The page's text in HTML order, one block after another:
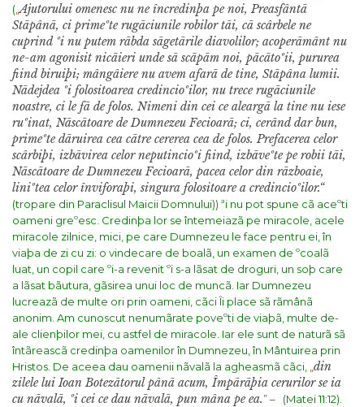
( Ajutorului omenesc nu ne încredinþa pe noi, Preasfântã
Stãpânã, ci primeºte rugãciunile robilor tãi, cã scârbele ne
cuprind ºi nu putem rãbda sãgetãrile diavolilor; acoperãmânt nu
ne-am agonisit nicãieri unde sã scãpãm noi, pãcãtoºii, pururea
fiind biruiþi; mângâiere nu avem afarã de tine, Stãpâna lumii.
Nãdejdea ºi folositoarea credincioºilor, nu trece rugãciunile
noastre, ci le fã de folos. Nimeni din cei ce aleargã la tine nu iese
ruºinat, Nãscãtoare de Dumnezeu Fecioarã; ci, cerând dar bun,
primeºte dãruirea cea cãtre cererea cea de folos. Prefacerea celor
scârbiþi, izbãvirea celor neputincioºi fiind, izbãveºte pe robii tãi,
Nãscãtoare de Dumnezeu Fecioarã, pacea celor din rãzboaie,
liniºtea celor înviforaþi, singura folositoare a credincioºilor.“
(tropare din Paraclisul Maicii Domnului)) ªi nu pot spune cã aceºti
oameni greºesc. Credinþa lor se întemeiazã pe miracole, acele
miracole zilnice, mici, pe care Dumnezeu le face pentru ei, în
viaþa de zi cu zi: o vindecare de boalã, un examen de ºcoalã
luat, un copil care ºi-a revenit ºi s-a lãsat de droguri, un soþ care
a lãsat bãutura, gãsirea unui loc de muncã. Iar Dumnezeu
lucreazã de multe ori prin oameni, cãci Îi place sã rãmânã
anonim. Am cunoscut nenumãrate poveºti de viaþã, multe de-
ale clienþilor mei, cu astfel de miracole. Iar ele sunt de naturã sã
întãreascã credinþa oamenilor în Dumnezeu, în Mântuirea prin
Hristos. De aceea dau oamenii nãvalã la agheasmã cãci,
din
zilele lui Ioan Botezãtorul pânã acum, Împãrãþia cerurilor se ia
cu nãvalã, ºi cei ce dau nãvalã, pun mâna pe ea.”– (Matei 11:12).